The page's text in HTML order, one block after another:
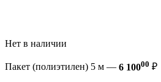
Нет в наличии
Пакет (полиэтилен) 5 м — 6 10000 ₽